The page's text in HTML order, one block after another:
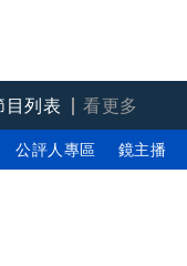
目列表
看更多
公評人專區 鏡主播